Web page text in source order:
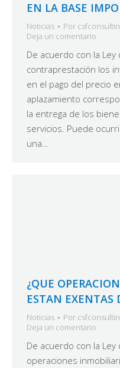
EN LA BASE
Noticias Por
Deja un comentario
De acuerdo con la Ley
contraprestación los
en el pago del precio
aplazamiento
la entrega de los
servicios. Puede
una…
¿QUE
ESTAN EXENTAS
Noticias Por
Deja un comentario
De acuerdo con la
operaciones